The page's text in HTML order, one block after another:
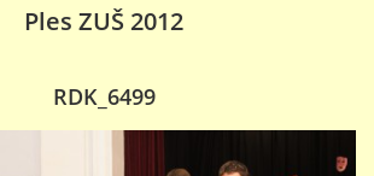
Ples ZUŠ 2012
RDK_6499